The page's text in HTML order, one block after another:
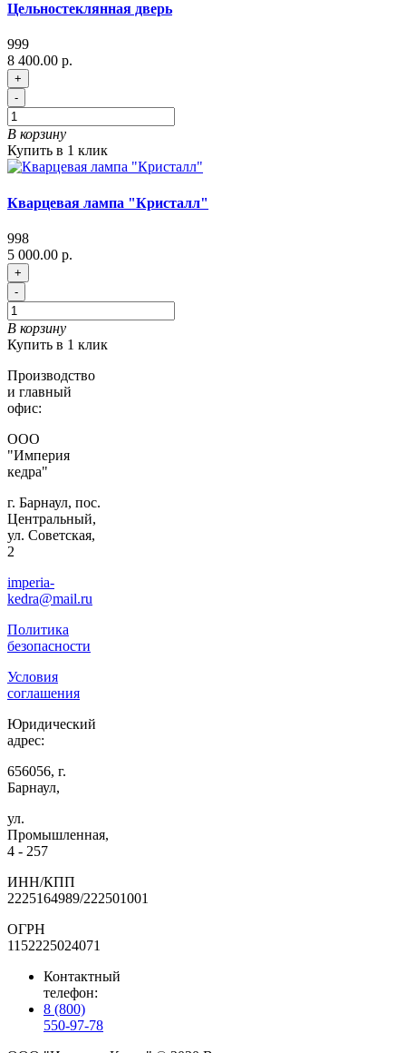
Цельностеклянная дверь
999
8 400.00 р.
+
-
В корзину
Купить в 1 клик
Кварцевая лампа "Кристалл"
998
5 000.00 р.
+
-
В корзину
Купить в 1 клик
Производство
и главный
офис:
ООО
"Империя
кедра"
г. Барнаул, пос.
Центральный,
ул. Советская,
2
imperia-
kedra@mail.ru
Политика
безопасности
Условия
соглашения
Юридический
адрес:
656056, г.
Барнаул,
ул.
Промышленная,
4 - 257
ИНН/КПП
2225164989/222501001
ОГРН
1152225024071
Контактный
телефон:
8 (800)
550-97-78